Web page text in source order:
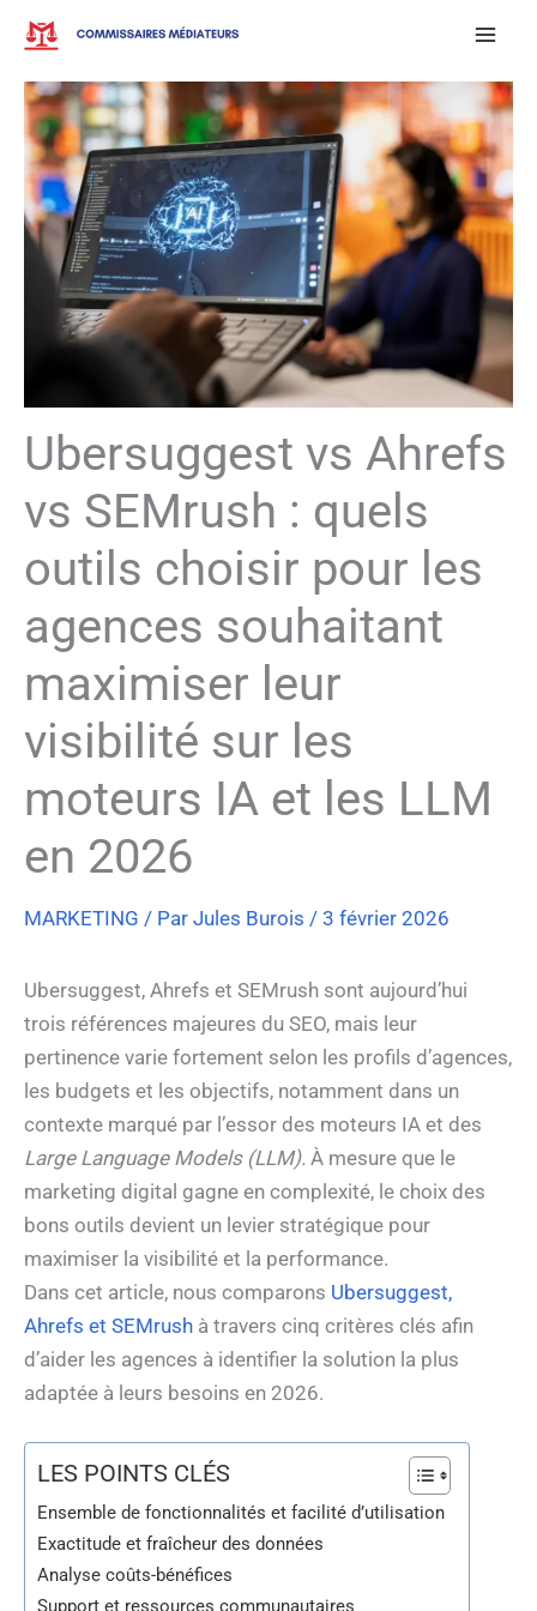
Aller
contenu
Ubersuggest vs Ahrefs
vs SEMrush : quels
outils choisir pour les
agences souhaitant
maximiser leur
visibilité sur les
moteurs IA et les LLM
en 2026
MARKETING / Par Jules Burois / 3 février 2026
Ubersuggest, Ahrefs et SEMrush sont aujourd’hui
trois références majeures du SEO, mais leur
pertinence varie fortement selon les profils d’agences,
les budgets et les objectifs, notamment dans un
contexte marqué par l’essor des moteurs IA et des
Large Language Models (LLM). À mesure que le
marketing digital gagne en complexité, le choix des
bons outils devient un levier stratégique pour
maximiser la visibilité et la performance.
Dans cet article, nous comparons Ubersuggest,
Ahrefs et SEMrush à travers cinq critères clés afin
d’aider les agences à identifier la solution la plus
adaptée à leurs besoins en 2026.
LES POINTS CLÉS
Ensemble de fonctionnalités et facilité d’utilisation
Exactitude et fraîcheur des données
Analyse coûts-bénéfices
Support et ressources communautaires